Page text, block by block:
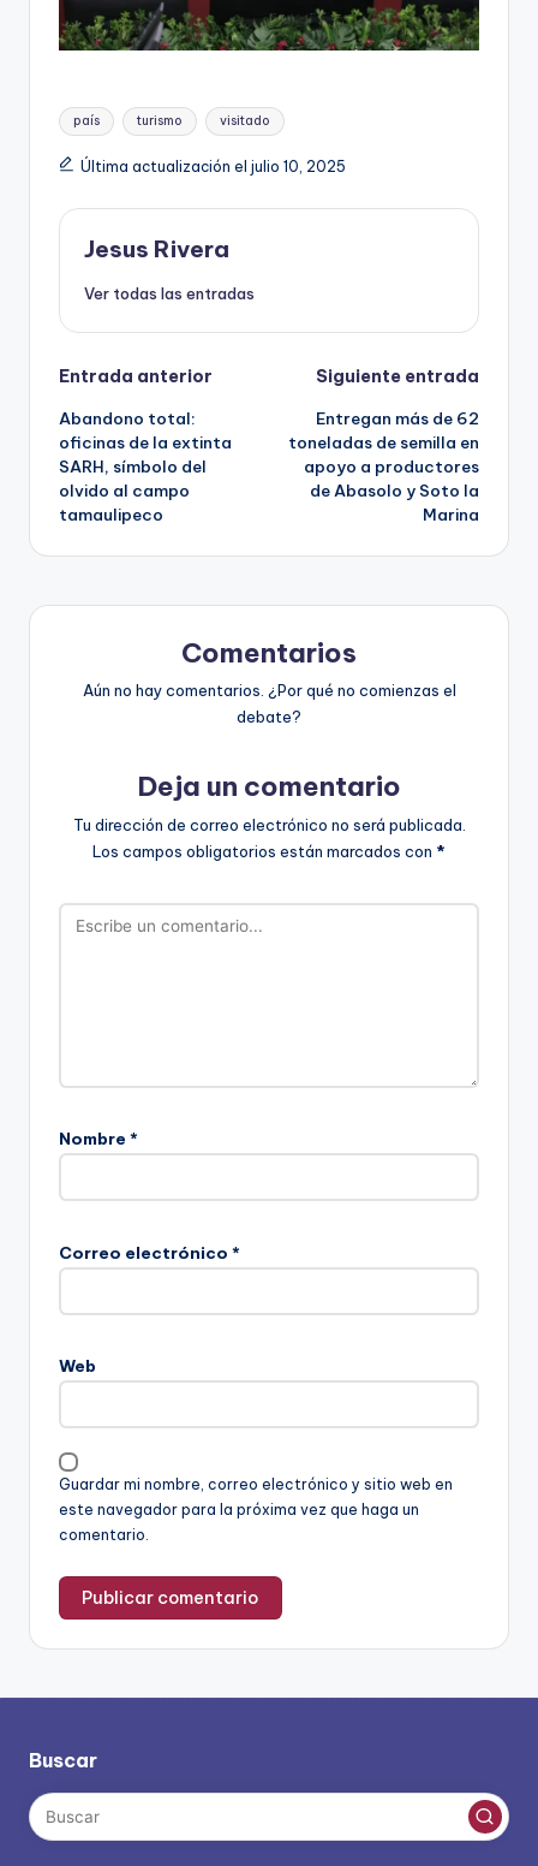
Etiquetas:
país turismo visitado
Última actualización el julio 10, 2025
Jesus Rivera
Ver todas las entradas
Navegación
de
entradas
Entrada anterior
Abandono total:
oficinas de la extinta
SARH, símbolo del
olvido al campo
tamaulipeco
Siguiente entrada
Entregan más de 62
toneladas de semilla en
apoyo a productores
de Abasolo y Soto la
Marina
Comentarios
Aún no hay comentarios. ¿Por qué no comienzas el
debate?
Deja un comentario
Tu dirección de correo electrónico no será publicada.
Los campos obligatorios están marcados con *
Nombre *
Correo electrónico *
Web
Guardar mi nombre, correo electrónico y sitio web en
este navegador para la próxima vez que haga un
comentario.
Buscar